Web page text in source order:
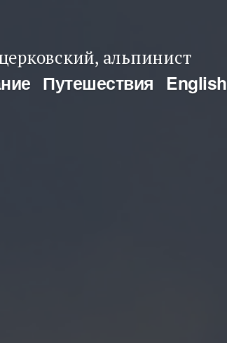
альпинист
Путешествия English